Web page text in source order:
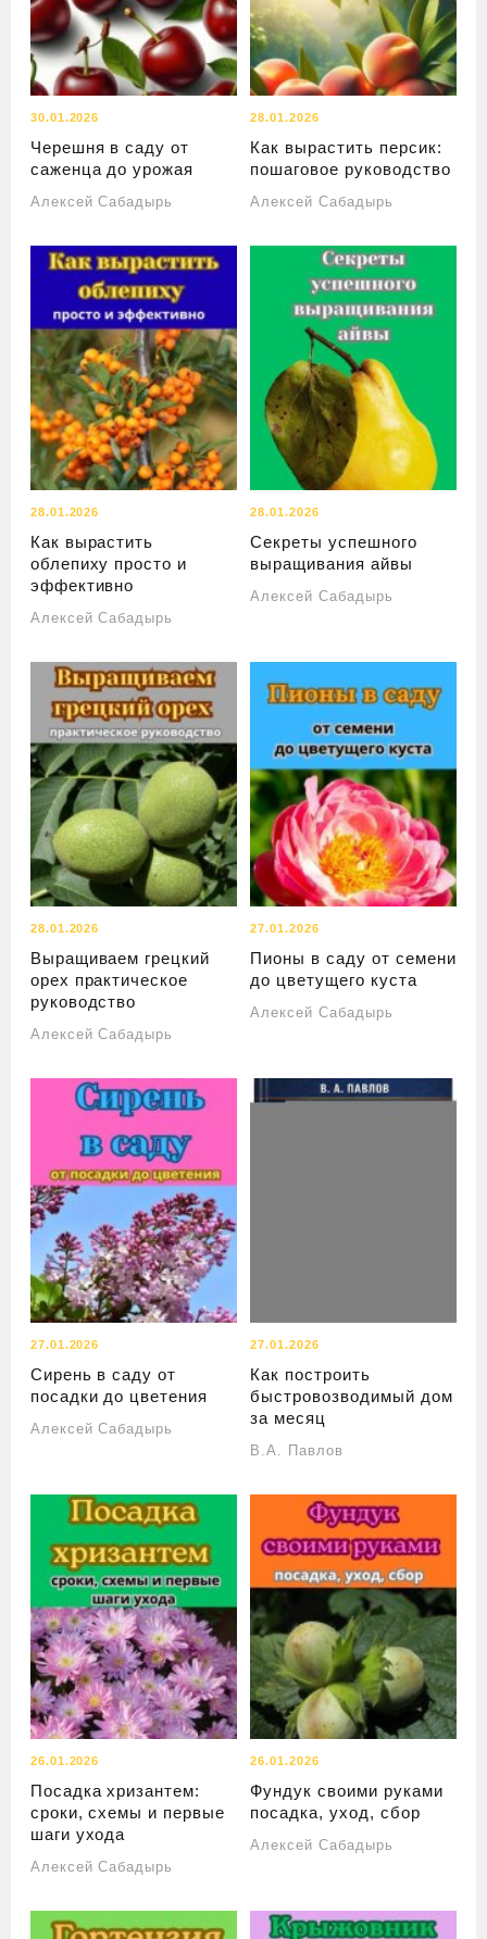
30.01.2026
Черешня в саду от
саженца до урожая
Алексей Сабадырь
28.01.2026
Как вырастить персик:
пошаговое руководство
Алексей Сабадырь
28.01.2026
Как вырастить
облепиху просто и
эффективно
Алексей Сабадырь
28.01.2026
Секреты успешного
выращивания айвы
Алексей Сабадырь
28.01.2026
Выращиваем грецкий
орех практическое
руководство
Алексей Сабадырь
27.01.2026
Пионы в саду от семени
до цветущего куста
Алексей Сабадырь
27.01.2026
Сирень в саду от
посадки до цветения
Алексей Сабадырь
27.01.2026
Как построить
быстровозводимый дом
за месяц
В.А. Павлов
26.01.2026
Посадка хризантем:
сроки, схемы и первые
шаги ухода
Алексей Сабадырь
26.01.2026
Фундук своими руками
посадка, уход, сбор
Алексей Сабадырь